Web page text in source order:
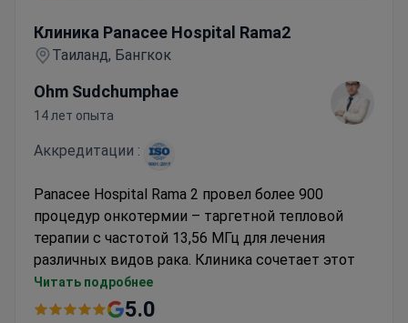
Клиника Panacee Hospital Rama2
Таиланд, Бангкок
Ohm Sudchumphae
14 лет опыта
Аккредитации :
Panacee Hospital Rama 2 провел более 900
процедур онкотермии – таргетной тепловой
терапии с частотой 13,56 МГц для лечения
различных видов рака. Клиника сочетает этот
метод с интегративными онкологическими
подходами на клеточном уровне.
Читать подробнее
5.0